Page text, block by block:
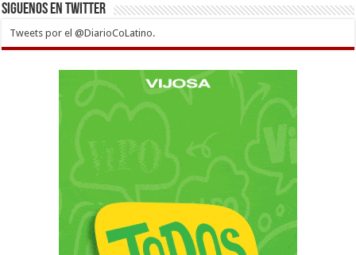
Siguenos en twitter
Tweets por el @DiarioCoLatino.